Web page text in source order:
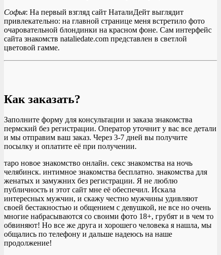
Софья: На первый взгляд сайт НаталиДейт выглядит
привлекательно: на главной странице меня встретило фото
очаровательной блондинки на красном фоне. Сам интерфейс
сайта знакомств nataliedate.com представлен в светлой
цветовой гамме.
Как заказать?
Заполните форму для консультации и заказа знакомства
пермский без регистрации. Оператор уточнит у вас все детали
и мы отправим ваш заказ. Через 3-7 дней вы получите
посылку и оплатите её при получении.
таро новое знакомство онлайн. секс знакомства на ночь
челябинск. интимное знакомства бесплатно. знакомства для
женатых и замужних без регистрации. Я не люблю
публичность и этот сайт мне её обеспечил. Искала
интересных мужчин, и скажу честно мужчины удивляют
своей бестакностью и общением с девушкой, не все но очень
многие набрасываются со своими фото 18+, грубят и в чем то
обвиняют! Но все же друга и хорошего человека я нашла, мы
общались по телефону и дальше надеюсь на наше
продолжение!